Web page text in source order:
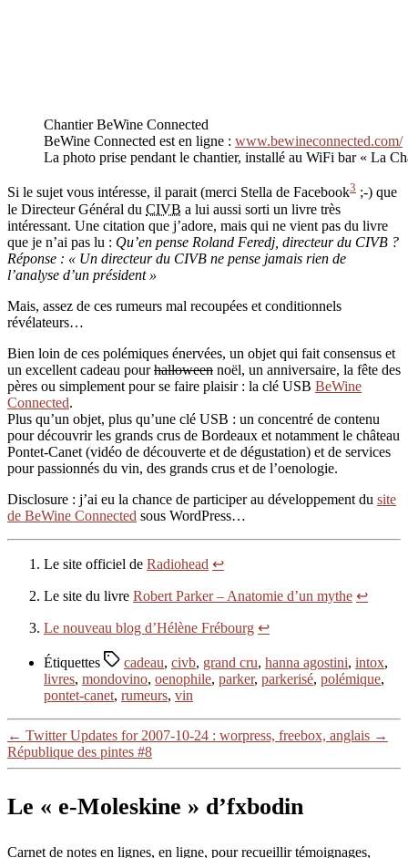
Chantier BeWine Connected
BeWine Connected est en ligne : www.bewineconnected.com/
La photo prise pendant le chantier, installé au WiFi bar « La
Si le sujet vous intéresse, il parait (merci Stella de Facebook3 ;-) que
le Directeur Général du CIVB a lui aussi sorti un livre très
intéressant. Une citation que j’adore, mais qui ne vient pas du livre
que je n’ai pas lu : Qu’en pense Roland Feredj, directeur du CIVB ?
Réponse : « Un directeur du CIVB ne pense jamais rien de
l’analyse d’un président »
Mais, assez de ces rumeurs mal recoupées et conditionnels
révélateurs…
Bien loin de ces polémiques énervées, un objet qui fait consensus et
un excellent cadeau pourhalloween noël, un anniversaire, la fête des
pères ou simplement pour se faire plaisir : la clé USB BeWine
Connected.
Plus qu’un objet, plus qu’une clé USB : un concentré de contenu
pour découvrir les grands crus de Bordeaux et notamment le château
Pontet-Canet (vidéo de découverte et de dégustation) et de services
pour passionnés du vin, des grands crus et de l’oenologie.
Disclosure : j’ai eu la chance de participer au développement du site
de BeWine Connected sous WordPress…
Le site officiel de Radiohead ↩
Le site du livre Robert Parker – Anatomie d’un mythe ↩
Le nouveau blog d’Hélène Frébourg ↩
Étiquettes cadeau, civb, grand cru, hanna agostini, intox,
livres, mondovino, oenophile, parker, parkerisé, polémique,
pontet-canet, rumeurs, vin
← Twitter Updates for 2007-10-24 : worpress, freebox, anglais →
République des pintes #8
Le « e-Moleskine » d’fxbodin
Carnet de notes en lignes, en ligne, pour recueillir témoignages,